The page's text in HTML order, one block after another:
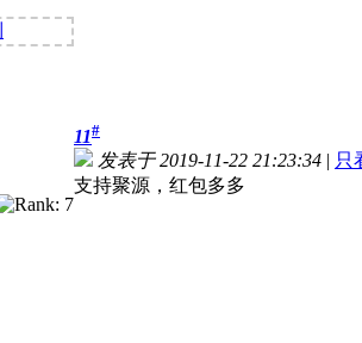
11#
发表于 2019-11-22 21:23:34 | 只
支持聚源，红包多多